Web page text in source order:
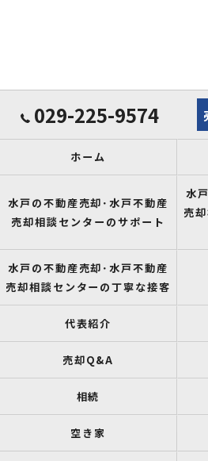
029-225-9574
ホーム
水戸の不動産売却･水戸不動産
売却相談センターのサポート
水
売
水戸の不動産売却･水戸不動産
売却相談センターの丁寧な接客
代表紹介
売却Q&A
相続
空き家